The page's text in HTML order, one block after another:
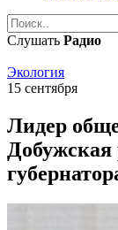
Слушать Радио
Экология
15 сентября
Лидер
Добужская